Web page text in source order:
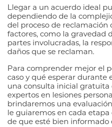
Llegar a un acuerdo ideal
dependiendo de la
del proceso de reclamación
factores, como la gravedad
partes involucradas, la
daños que se reclaman.
Para comprender mejor el
caso y qué esperar durante
una consulta inicial gratuita
expertos en lesiones
brindaremos una
le guiaremos en cada
de que esté bien informado